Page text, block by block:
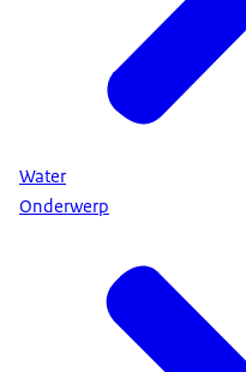
Water
Onderwerp